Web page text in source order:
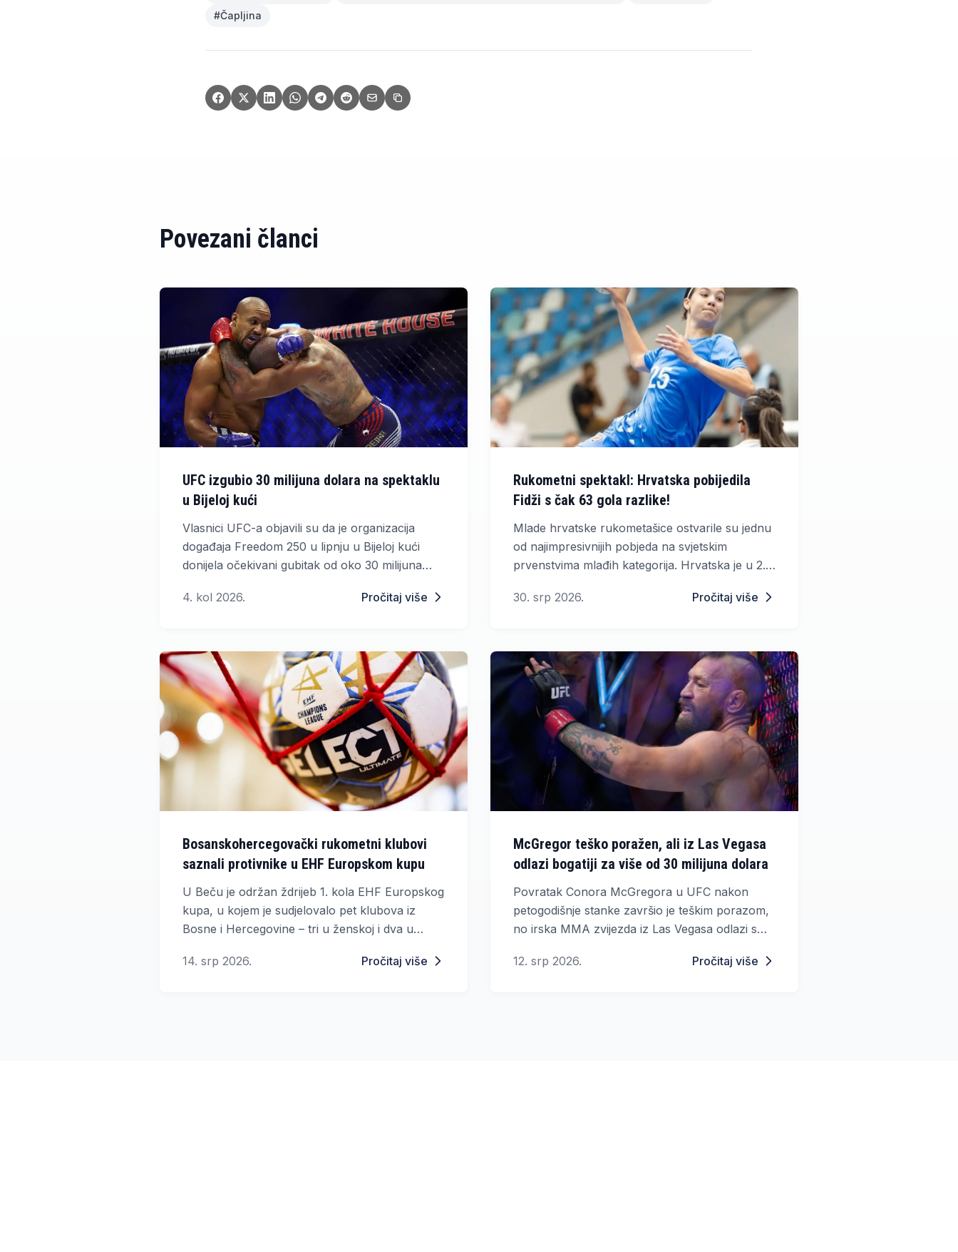
#Čapljina
Povezani članci
UFC izgubio 30 milijuna dolara na spektaklu
u Bijeloj kući
Vlasnici UFC-a objavili su da je organizacija
događaja Freedom 250 u lipnju u Bijeloj kući
donijela očekivani gubitak od oko 30 milijuna
Group Holdings u drugom je tromjesečju 2026.
4. kol 2026. Pročitaj više
Rukometni spektakl: Hrvatska pobijedila
Fidži s čak 63 gola razlike!
Mlade hrvatske rukometašice ostvarile su jednu
od najimpresivnijih pobjeda na svjetskim
prvenstvima mlađih kategorija. Hrvatska je u 2.
Rumunjskoj deklasirala Fidži s nevjerojatnih 67:4
30. srp 2026. Pročitaj više
Bosanskohercegovački rukometni klubovi
saznali protivnike u EHF Europskom kupu
U Beču je održan ždrijeb 1. kola EHF Europskog
kupa, u kojem je sudjelovalo pet klubova iz
Bosne i Hercegovine – tri u ženskoj i dva u
14. srp 2026.
Pročitaj više
McGregor teško poražen, ali iz Las Vegasa
odlazi bogatiji za više od 30 milijuna dolara
Povratak Conora McGregora u UFC nakon
petogodišnje stanke završio je teškim porazom,
no irska MMA zvijezda iz Las Vegasa odlazi s
12. srp 2026.
Pročitaj više